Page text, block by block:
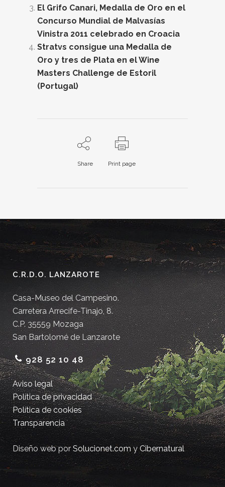
El Grifo Canari, Medalla de Oro en el
Concurso Mundial de Malvasías
Vinistra 2011 celebrado en Croacia
Stratvs consigue una Medalla de
Oro y tres de Plata en el Wine
Masters Challenge de Estoril
(Portugal)
Share Print page
C.R.D.O. LANZAROTE
Casa-Museo del Campesino.
Carretera Arrecife-Tinajo, 8.
C.P. 35559 Mozaga
San Bartolomé de Lanzarote
928 52 10 48
Aviso legal
Política de privacidad
Política de cookies
Transparencia
Diseño web porSolucionet.comyCibernatural